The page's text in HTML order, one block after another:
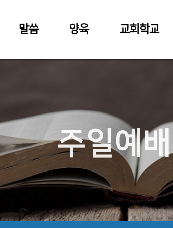
말씀 양육 교회학교
주일예배